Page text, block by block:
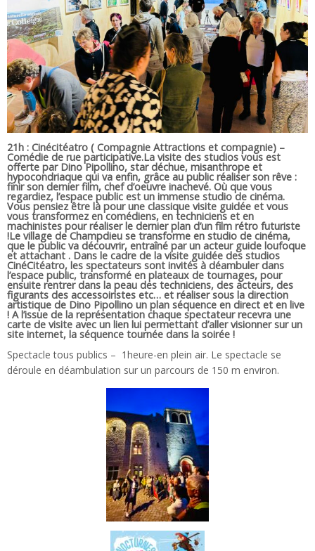
21h : Cinécitéatro ( Compagnie Attractions et compagnie) –
Comédie de rue participative.La visite des studios vous est
offerte par Dino Pipollino, star déchue, misanthrope et
hypocondriaque qui va enfin, grâce au public réaliser son rêve :
finir son dernier film, chef d’oeuvre inachevé. Où que vous
regardiez, l’espace public est un immense studio de cinéma.
Vous pensiez être là pour une classique visite guidée et vous
vous transformez en comédiens, en techniciens et en
machinistes pour réaliser le dernier plan d’un film rétro futuriste
!Le village de Champdieu se transforme en studio de cinéma,
que le public va découvrir, entraîné par un acteur guide loufoque
et attachant . Dans le cadre de la visite guidée des studios
CinéCitéatro, les spectateurs sont invités à déambuler dans
l’espace public, transformé en plateaux de tournages, pour
ensuite rentrer dans la peau des techniciens, des acteurs, des
figurants des accessoiristes etc… et réaliser sous la direction
artistique de Dino Pipollino un plan séquence en direct et en live
! A l’issue de la représentation chaque spectateur recevra une
carte de visite avec un lien lui permettant d’aller visionner sur un
site internet, la séquence tournée dans la soirée !
Spectacle tous publics – 1heure-en plein air. Le spectacle se
déroule en déambulation sur un parcours de 150 m environ.